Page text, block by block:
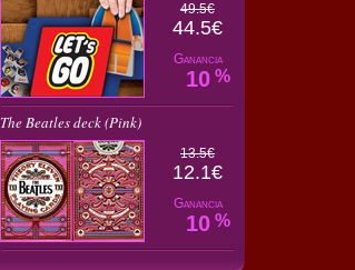
49.5€
44.5€
Ganancia
10 %
The Beatles deck (Pink)
13.5€
12.1€
Ganancia
10 %